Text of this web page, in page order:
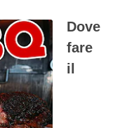
Dove
fare
il